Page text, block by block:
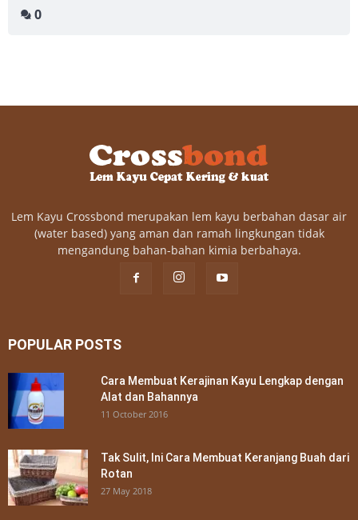
0
Lem Kayu Crossbond merupakan lem kayu berbahan dasar air
(water based) yang aman dan ramah lingkungan tidak
mengandung bahan-bahan kimia berbahaya.
POPULAR POSTS
Cara Membuat Kerajinan Kayu Lengkap dengan
Alat dan Bahannya
11 October 2016
Tak Sulit, Ini Cara Membuat Keranjang Buah dari
Rotan
27 May 2018